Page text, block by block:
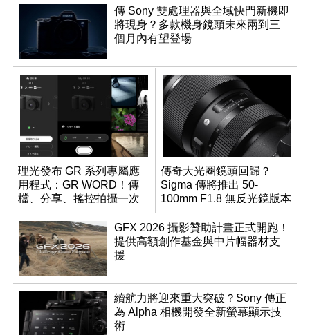
傳 Sony 雙處理器與全域快門新機即
將現身？多款機身鏡頭未來兩到三
個月內有望登場
理光發布 GR 系列專屬應
用程式：GR WORD！傳
檔、分享、搖控拍攝一次
搞定
傳奇大光圈鏡頭回歸？
Sigma 傳將推出 50-
100mm F1.8 無反光鏡版本
GFX 2026 攝影贊助計畫正式開跑！
提供高額創作基金與中片幅器材支
援
續航力將迎來重大突破？Sony 傳正
為 Alpha 相機開發全新螢幕顯示技
術